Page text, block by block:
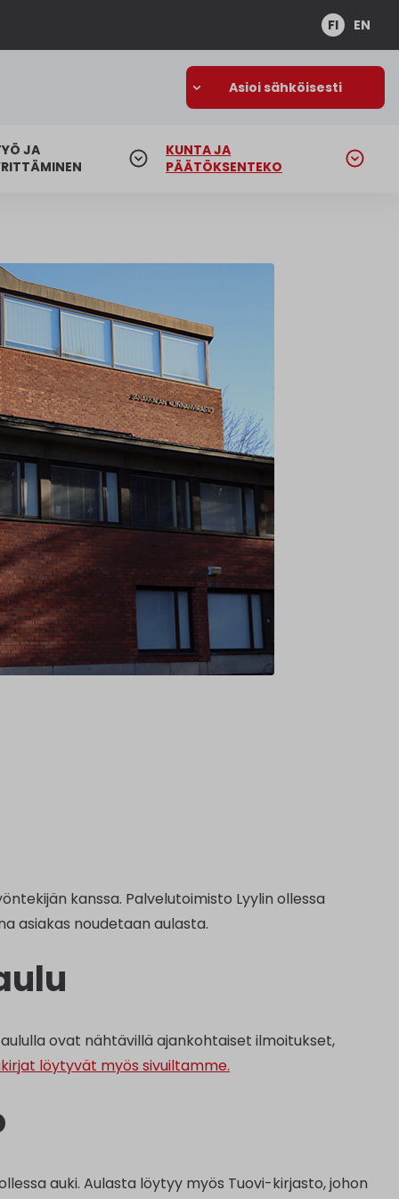
FI EN
Asioi sähköisesti
JA
KUNTA JA
PÄÄTÖKSENTEKO
kanssa. Palvelutoimisto Lyylin ollessa
asiakas noudetaan aulasta.
ovat nähtävillä ajankohtaiset ilmoitukset,
löytyvät myös sivuiltamme.
auki. Aulasta löytyy myös Tuovi-kirjasto, johon